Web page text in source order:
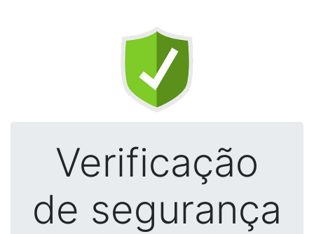
Verificação
de segurança